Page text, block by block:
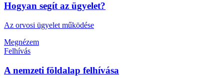
Hogyan segít az ügyelet?
Az orvosi ügyelet működése
Megnézem
Felhívás
A nemzeti földalap felhívása